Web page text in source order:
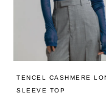
TENCEL CASHMERE
SLEEVE TOP